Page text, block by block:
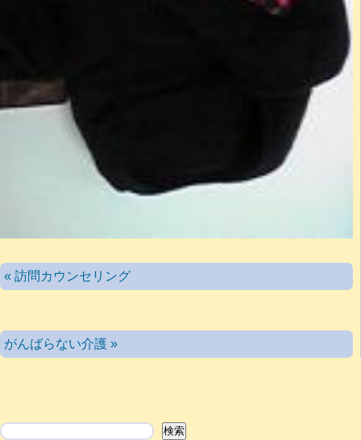
« 訪問カウンセリング
がんばらない介護 »
検索 検索